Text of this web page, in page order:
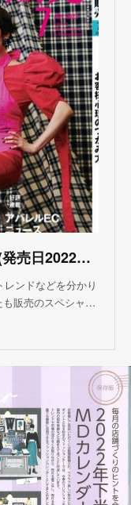
ファッション販売 22年7月号 (発売日2022年05月27日)
ンドなどを分かり
も販売のスペシャ…